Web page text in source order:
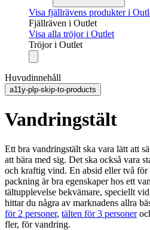
Visa fjällrävens produkter i
Fjällräven i Outlet
Visa alla tröjor i Outlet
Tröjor i Outlet
Huvudinnehåll
a11y-plp-skip-to-products
Vandringstält
Ett bra vandringstält ska vara lätt att
att bära med sig. Det ska också vara
och kraftig vind. En absid eller två för
packning är bra egenskaper hos ett
tältupplevelse bekvämare, speciellt
hittar du några av marknadens allra
för 2 personer, tälten för 3 personer
fler, för vandring.